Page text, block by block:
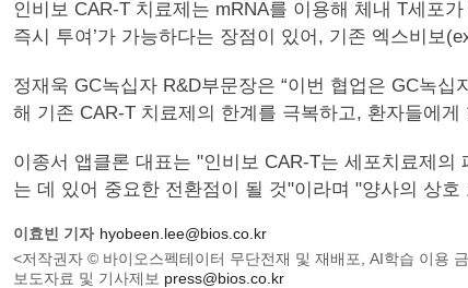
인비보 CAR-T 치료제는 mRNA를 이용해 체내 T세포
즉시 투여’가 가능하다는 장점이 있어, 기존 엑스비보
정재욱 GC녹십자 R&D부문장은 “이번 협업은 GC녹
해 기존 CAR-T 치료제의 한계를 극복하고, 환자들에
이종서 앱클론 대표는 "인비보 CAR-T는 세포치료제
는 데 있어 중요한 전환점이 될 것"이라며 "양사의 상
이효빈 기자 hyobeen.lee@bios.co.kr
<저작권자 © 바이오스펙테이터 무단전재 및 재배포, AI학습 이용
보도자료 및 기사제보 press@bios.co.kr